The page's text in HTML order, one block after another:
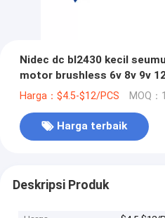
Nidec dc bl2430 kecil
motor brushless 6v 8v 9v
Harga：$4.5-$12/PCS MOQ
Harga terbaik
Deskripsi Produk